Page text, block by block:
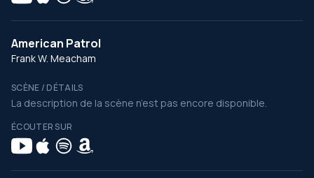
American Patrol
Frank W. Meacham
SCÈNE / DÉTAILS
La description de la scène n’est pas encore disponible.
ÉCOUTER SUR